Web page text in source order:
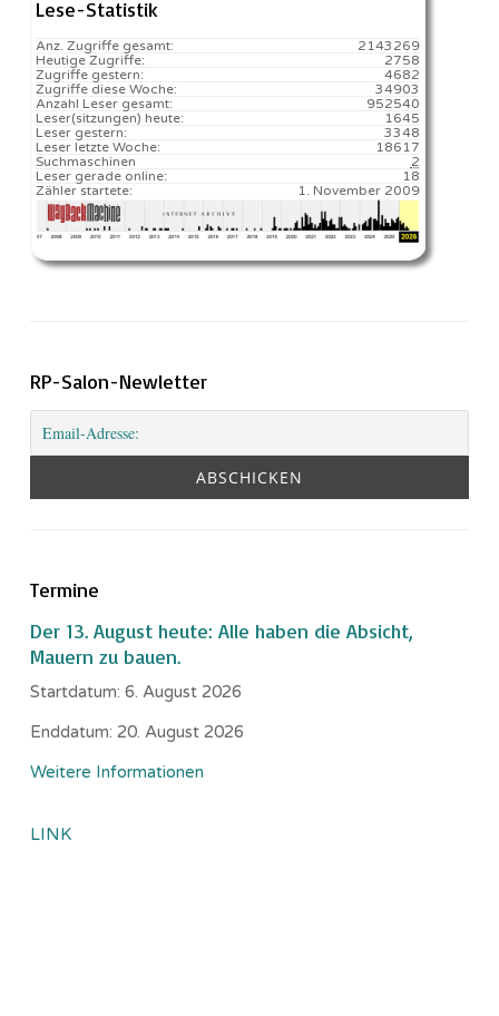
Lese-Statistik
2143269
Anz. Zugriffe gesamt:
2758
Heutige Zugriffe:
4682
Zugriffe gestern:
34903
Zugriffe diese Woche:
952540
Anzahl Leser gesamt:
1645️
Leser(sitzungen) heute:
3348
Leser gestern:
18617️
Leser letzte Woche:
2
Suchmaschinen
18
Leser gerade online:
1. November 2009
Zähler startete:
RP-Salon-Newletter
Termine
Der 13. August heute: Alle haben die Absicht,
Mauern zu bauen.
Startdatum: 6. August 2026
Enddatum: 20. August 2026
Weitere Informationen
LINK